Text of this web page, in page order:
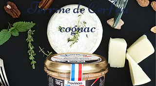
Terrine de Cerf au
cognac